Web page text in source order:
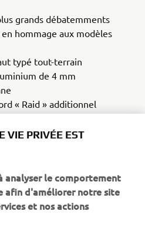
grands débatemments
hommage aux modèles
typé tout-terrain
de 4 mm
« Raid » additionnel
700 RALLY
VIE PRIVÉE EST
analyser le comportement
afin d'améliorer notre site
et nos actions